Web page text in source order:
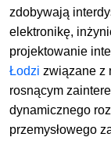
zdobywają
elektronikę,
projektowanie
Łodzi związane z
rosnącym
dynamicznego
przemysłowego